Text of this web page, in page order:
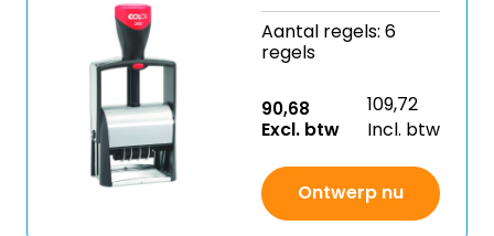
Aantal regels: 6
regels
90,68
Excl. btw
109,72
Incl. btw
Ontwerp nu